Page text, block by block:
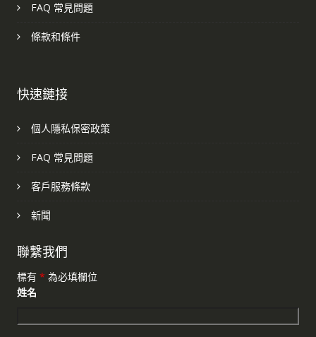
FAQ 常見問題
條款和條件
快速鏈接
個人隱私保密政策
FAQ 常見問題
客戶服務條款
新聞
聯繫我們
標有 * 為必填欄位
姓名